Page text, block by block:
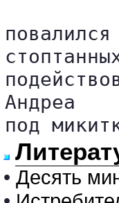
Андреа
под
• Десять